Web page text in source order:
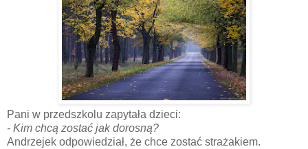
Pani w przedszkolu zapytała dzieci:
- Kim chcą zostać jak dorosną?
Andrzejek odpowiedział, że chce zostać strażakiem.